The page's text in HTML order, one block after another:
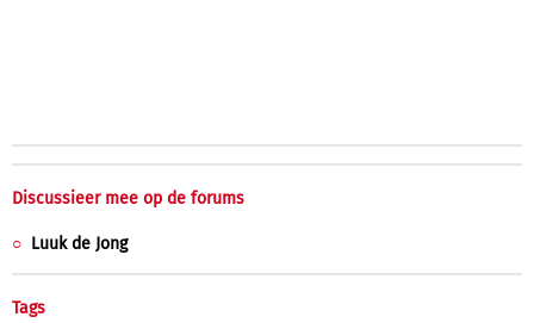
Discussieer mee op de forums
Luuk de Jong
Tags